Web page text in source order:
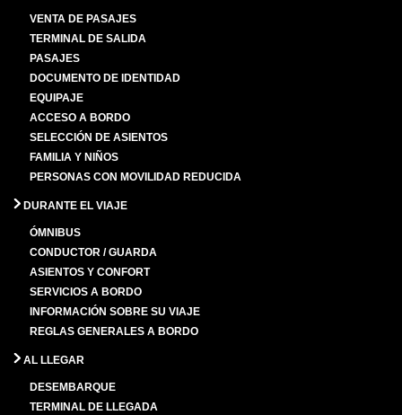
VENTA DE PASAJES
TERMINAL DE SALIDA
PASAJES
DOCUMENTO DE IDENTIDAD
EQUIPAJE
ACCESO A BORDO
SELECCIÓN DE ASIENTOS
FAMILIA Y NIÑOS
PERSONAS CON MOVILIDAD REDUCIDA
DURANTE EL VIAJE
ÓMNIBUS
CONDUCTOR / GUARDA
ASIENTOS Y CONFORT
SERVICIOS A BORDO
INFORMACIÓN SOBRE SU VIAJE
REGLAS GENERALES A BORDO
AL LLEGAR
DESEMBARQUE
TERMINAL DE LLEGADA